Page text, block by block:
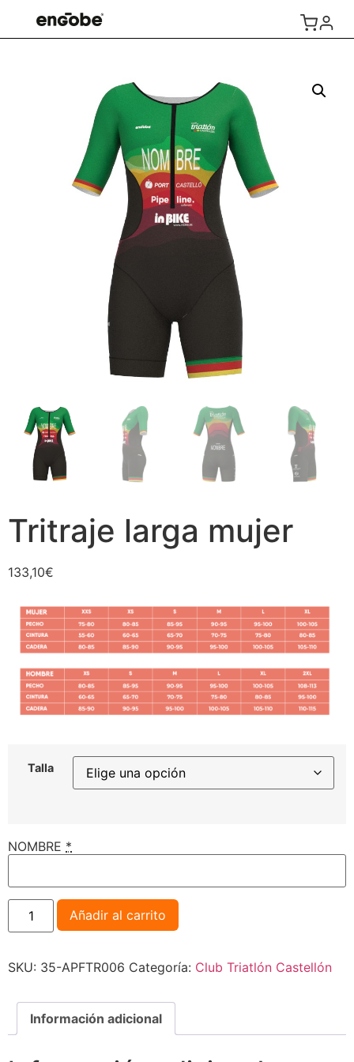
Tritraje larga mujer
133,10€
Talla
NOMBRE *
Añadir al carrito
SKU: 35-APFTR006 Categoría: Club Triatlón Castellón
Información adicional